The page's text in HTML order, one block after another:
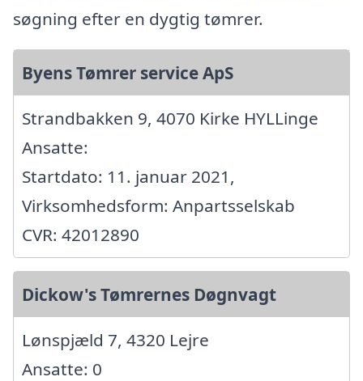
søgning efter en dygtig tømrer.
Byens Tømrer service ApS
Strandbakken 9, 4070 Kirke HYLLinge
Ansatte:
Startdato: 11. januar 2021,
Virksomhedsform: Anpartsselskab
CVR: 42012890
Dickow's Tømrernes Døgnvagt
Lønspjæld 7, 4320 Lejre
Ansatte: 0